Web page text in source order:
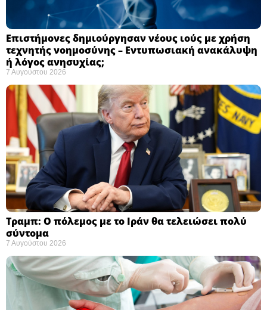
Επιστήμονες δημιούργησαν νέους ιούς με χρήση
τεχνητής νοημοσύνης – Εντυπωσιακή ανακάλυψη
ή λόγος ανησυχίας; ​
7 Αυγούστου 2026
Τραμπ: Ο πόλεμος με το Ιράν θα τελειώσει πολύ
σύντομα ​
7 Αυγούστου 2026